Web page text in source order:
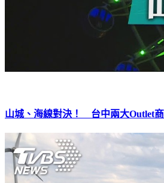
山城、海線對決！ 台中兩大Outlet